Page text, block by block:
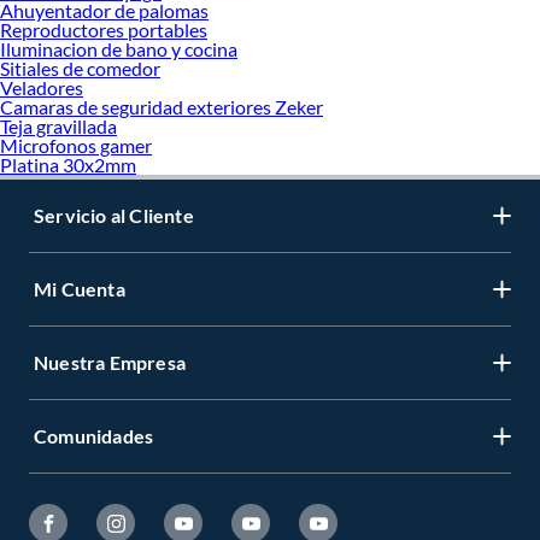
Ahuyentador de palomas
Reproductores portables
Iluminacion de bano y cocina
Sitiales de comedor
Veladores
Camaras de seguridad exteriores Zeker
Teja gravillada
Microfonos gamer
Platina 30x2mm
Servicio al Cliente
Mi Cuenta
Nuestra Empresa
Comunidades